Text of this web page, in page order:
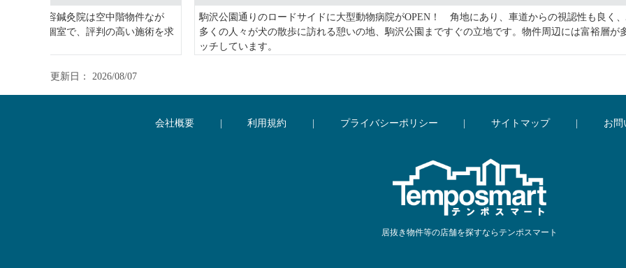
駒沢公園通りのロードサイドに大型動物病院がOPEN！ 角地にあり、車道からの視認性も良く、
多くの人々が犬の散歩に訪れる憩いの地、駒沢公園まですぐの立地です。物件周辺には富裕層が
ッチしています。
ロードサイドの物件を取り扱っている不動産会社は限られます。多様な不動産会社が集まるテン
ちらの美容鍼灸院は空中階物件なが
らに完全個室で、評判の高い施術を求
有無等を確認しましょう。
更新日： 2026/08/07
会社概要 利用規約 プライバシーポリシー サイトマップ お問
居抜き物件等の店舗を探すならテンポスマート